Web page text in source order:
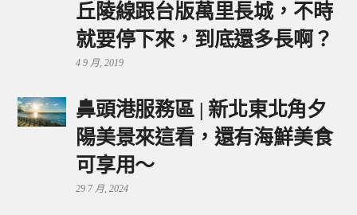
丘陵線跟台版萬里長城，不時
就要停下來，到底還多長啊？
4 9 月, 2019
鼻頭港服務區 | 新北東北角夕
陽美景來這看，還有海鮮美食
可享用～
29 7 月, 2024